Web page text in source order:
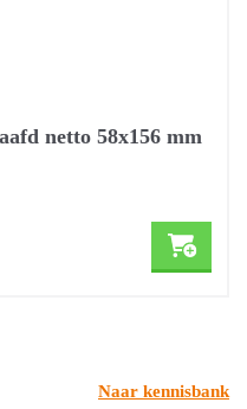
netto 58x156 mm
Naar kennisbank